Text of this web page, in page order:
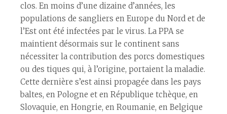
clos. En moins d’une dizaine d’années, les
populations de sangliers en Europe du Nord et de
l’Est ont été infectées par le virus. La PPA se
maintient désormais sur le continent sans
nécessiter la contribution des porcs domestiques
ou des tiques qui, à l’origine, portaient la maladie.
Cette dernière s’est ainsi propagée dans les pays
baltes, en Pologne et en République tchèque, en
Slovaquie, en Hongrie, en Roumanie, en Belgique